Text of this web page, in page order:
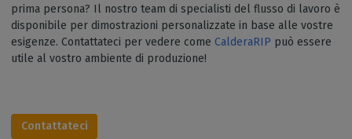
prima persona? Il nostro team di specialisti del flusso di lavoro è
disponibile per dimostrazioni personalizzate in base alle vostre
esigenze. Contattateci per vedere come CalderaRIP può essere
utile al vostro ambiente di produzione!
Contattateci